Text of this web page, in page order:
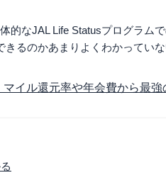
的なJAL Life Statusプログラム
るのかあまりよくわかってい
イル還元率や年会費から最強